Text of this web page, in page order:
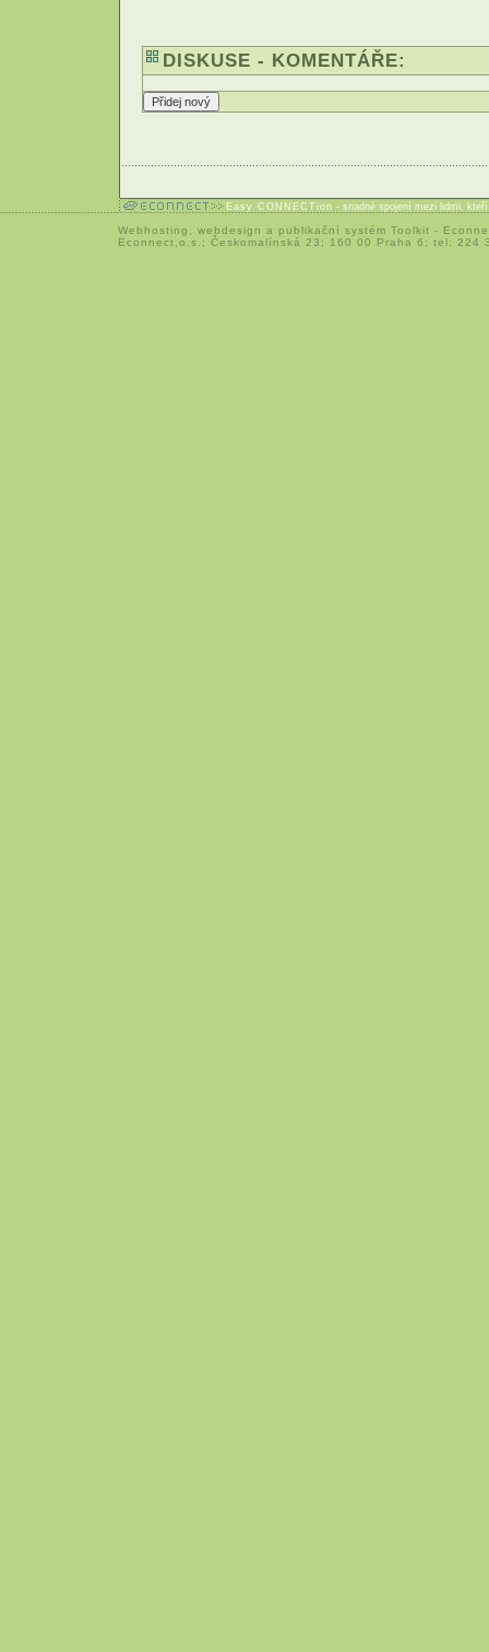
DISKUSE - KOMENTÁŘE:
Easy CONNECTion - snadné spojení mezi lidmi,
Webhosting webdesign a publikační systém Toolkit -
Econnect,o.s.; Českomalínská 23; 160 00 Praha 6; tel: 224